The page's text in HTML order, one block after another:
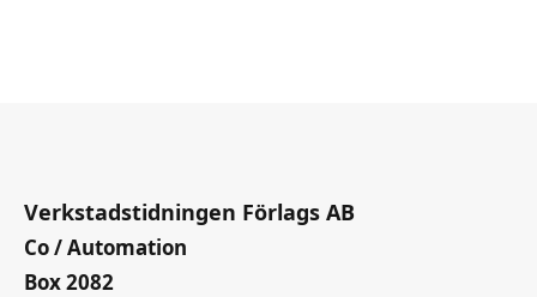
Verkstadstidningen Förlags AB
Co / Automation
Box 2082